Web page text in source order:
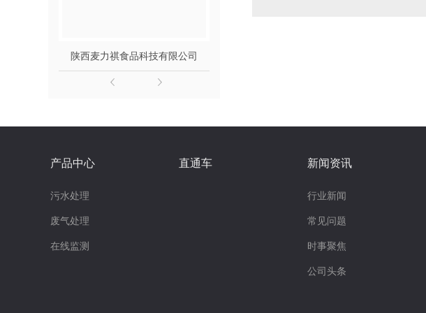
陕西麦力祺食品科技有限公司
产品中心
污水处理
废气处理
在线监测
直通车 新闻资讯
行业新闻
常见问题
时事聚焦
公司头条